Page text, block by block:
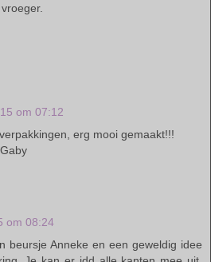
om 07:12
erg mooi gemaakt!!!
om 08:24
beursje Anneke en een geweldig idee